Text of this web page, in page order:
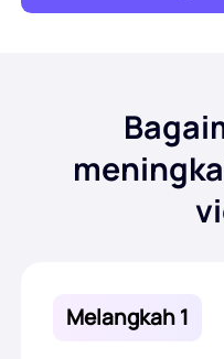
Melangkah 1